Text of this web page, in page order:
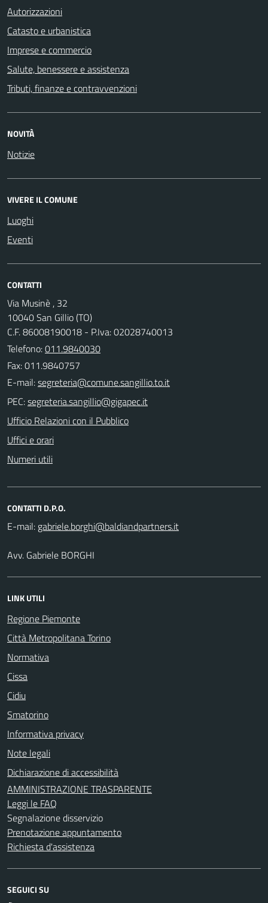
Autorizzazioni
Catasto e urbanistica
Imprese e commercio
Salute, benessere e assistenza
Tributi, finanze e contravvenzioni
NOVITÀ
Notizie
VIVERE IL COMUNE
Luoghi
Eventi
CONTATTI
Via Musinè , 32
10040 San Gillio (TO)
C.F. 86008190018 - P.Iva: 02028740013
Telefono:011.9840030
Fax: 011.9840757
E-mail:
PEC:
Ufficio Relazioni con il Pubblico
Uffici e orari
Numeri utili
CONTATTI D.P.O.
E-mail:
Avv. Gabriele BORGHI
LINK UTILI
Regione Piemonte
Città Metropolitana Torino
Normativa
Cissa
Cidiu
Smatorino
Informativa privacy
Note legali
Dichiarazione di accessibilità
AMMINISTRAZIONE TRASPARENTE
Leggi le FAQ
Segnalazione disservizio
Prenotazione appuntamento
Richiesta d'assistenza
SEGUICI SU